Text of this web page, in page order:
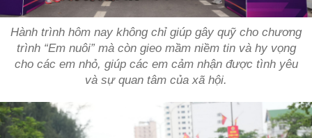
Hành trình hôm nay không chỉ giúp gây quỹ cho chương
trình “Em nuôi” mà còn gieo mầm niềm tin và hy vọng
cho các em nhỏ, giúp các em cảm nhận được tình yêu
và sự quan tâm của xã hội.